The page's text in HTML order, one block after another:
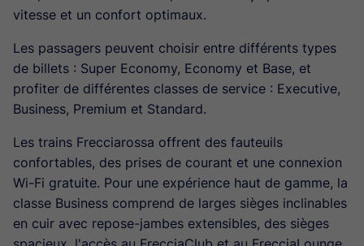
vitesse et un confort optimaux.
Les passagers peuvent choisir entre différents types
de billets : Super Economy, Economy et Base, et
profiter de différentes classes de service : Executive,
Business, Premium et Standard.
Les trains Frecciarossa offrent des fauteuils
confortables, des prises de courant et une connexion
Wi-Fi gratuite. Pour une expérience haut de gamme, la
classe Business comprend de larges sièges inclinables
en cuir avec repose-jambes extensibles, des sièges